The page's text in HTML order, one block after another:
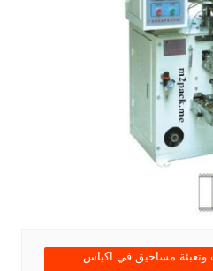
وتعبئة مساحيق في اكياس